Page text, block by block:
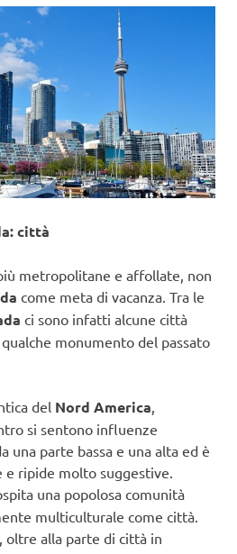
città
metropolitane e affollate, non
come meta di vacanza. Tra le
ci sono infatti alcune città
monumento del passato
del Nord America,
si sentono influenze
una parte bassa e una alta ed è
e ripide molto suggestive.
una popolosa comunità
multiculturale come città.
oltre alla parte di città in